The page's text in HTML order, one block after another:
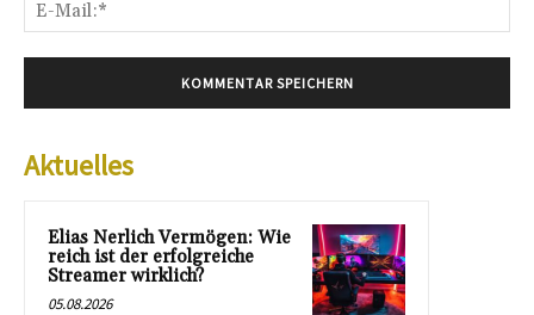
Aktuelles
Elias Nerlich Vermögen: Wie
reich ist der erfolgreiche
Streamer wirklich?
05.08.2026